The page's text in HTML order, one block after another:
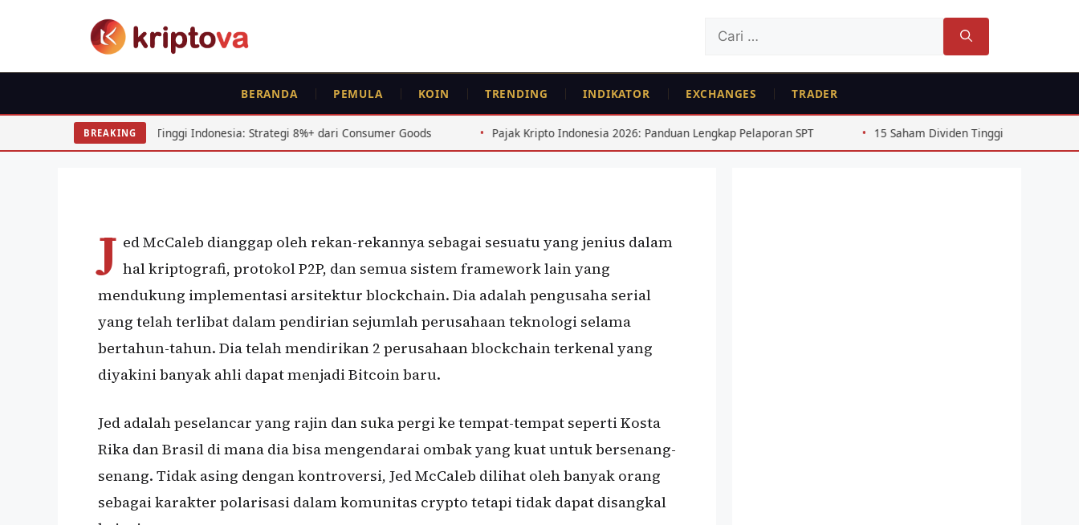
Cari
BERANDA PEMULA KOIN TRENDING INDIKATOR EXCHANGES TRADER
BREAKING
Tinggi Indonesia: Strategi 8%+ dari Consumer Goods Pajak Kripto Indonesia 2026: Panduan Lengkap Pelaporan SPT 15 Saham Dividen Tinggi BEJ Rutin 4 Tahun Beruntun 2022-
Kisah Jed McCaleb
J ed McCaleb dianggap oleh rekan-rekannya sebagai sesuatu yang jenius dalam
hal kriptografi, protokol P2P, dan semua sistem framework lain yang
mendukung implementasi arsitektur blockchain. Dia adalah pengusaha serial
yang telah terlibat dalam pendirian sejumlah perusahaan teknologi selama
bertahun-tahun. Dia telah mendirikan 2 perusahaan blockchain terkenal yang
diyakini banyak ahli dapat menjadi Bitcoin baru.
Jed adalah peselancar yang rajin dan suka pergi ke tempat-tempat seperti Kosta
Rika dan Brasil di mana dia bisa mengendarai ombak yang kuat untuk bersenang-
senang. Tidak asing dengan kontroversi, Jed McCaleb dilihat oleh banyak orang
sebagai karakter polarisasi dalam komunitas crypto tetapi tidak dapat disangkal